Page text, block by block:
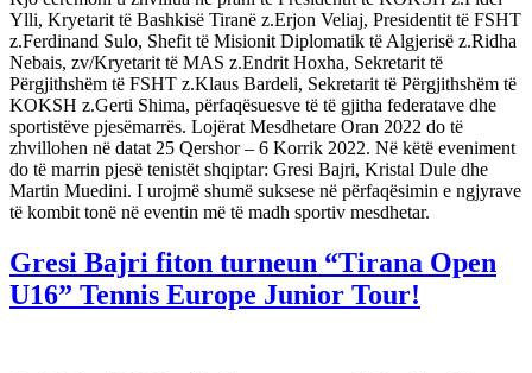
Ylli, Kryetarit të Bashkisë Tiranë z.Erjon Veliaj, Presidentit të FSHT
z.Ferdinand Sulo, Shefit të Misionit Diplomatik të Algjerisë z.Ridha
Nebais, zv/Kryetarit të MAS z.Endrit Hoxha, Sekretarit të
Përgjithshëm të FSHT z.Klaus Bardeli, Sekretarit të Përgjithshëm të
KOKSH z.Gerti Shima, përfaqësuesve të të gjitha federatave dhe
sportistëve pjesëmarrës. Lojërat Mesdhetare Oran 2022 do të
zhvillohen në datat 25 Qershor – 6 Korrik 2022. Në këtë eveniment
do të marrin pjesë tenistët shqiptar: Gresi Bajri, Kristal Dule dhe
Martin Muedini. I urojmë shumë suksese në përfaqësimin e ngjyrave
të kombit tonë në eventin më të madh sportiv mesdhetar.
Gresi Bajri fiton turneun “Tirana Open
U16” Tennis Europe Junior Tour!